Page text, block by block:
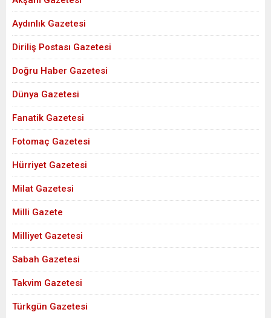
Aydınlık Gazetesi
Diriliş Postası Gazetesi
Doğru Haber Gazetesi
Dünya Gazetesi
Fanatik Gazetesi
Fotomaç Gazetesi
Hürriyet Gazetesi
Milat Gazetesi
Milli Gazete
Milliyet Gazetesi
Sabah Gazetesi
Takvim Gazetesi
Türkgün Gazetesi